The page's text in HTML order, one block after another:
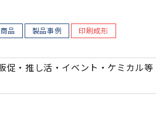
品 製品事例 印刷成形
促・推し活・イベント・ケミカル等